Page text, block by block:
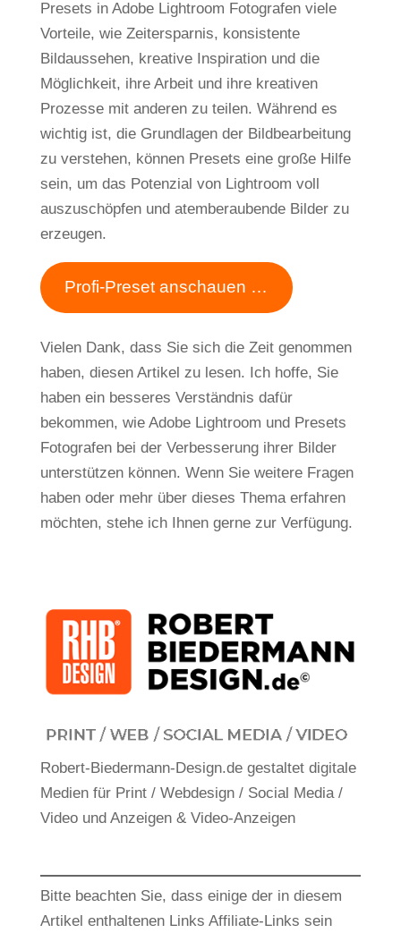
Presets in Adobe Lightroom Fotografen viele
Vorteile, wie Zeitersparnis, konsistente
Bildaussehen, kreative Inspiration und die
Möglichkeit, ihre Arbeit und ihre kreativen
Prozesse mit anderen zu teilen. Während es
wichtig ist, die Grundlagen der Bildbearbeitung
zu verstehen, können Presets eine große Hilfe
sein, um das Potenzial von Lightroom voll
auszuschöpfen und atemberaubende Bilder zu
erzeugen.
Profi-Preset anschauen …
Vielen Dank, dass Sie sich die Zeit genommen
haben, diesen Artikel zu lesen. Ich hoffe, Sie
haben ein besseres Verständnis dafür
bekommen, wie Adobe Lightroom und Presets
Fotografen bei der Verbesserung ihrer Bilder
unterstützen können. Wenn Sie weitere Fragen
haben oder mehr über dieses Thema erfahren
möchten, stehe ich Ihnen gerne zur Verfügung.
Robert-Biedermann-Design.de gestaltet digitale
Medien für Print / Webdesign / Social Media /
Video und Anzeigen & Video-Anzeigen
Bitte beachten Sie, dass einige der in diesem
Artikel enthaltenen Links Affiliate-Links sein